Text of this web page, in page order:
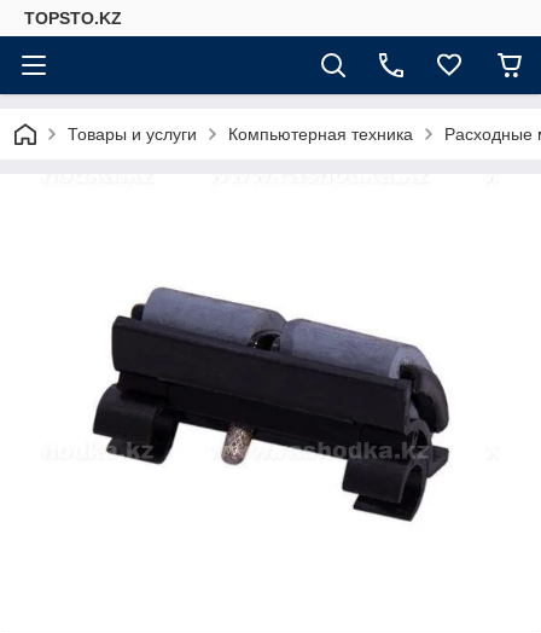
TOPSTO.KZ
Товары и услуги Компьютерная техника Расходные